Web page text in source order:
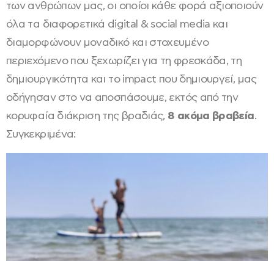
των ανθρώπων μας, οι οποίοι κάθε φορά αξιοποιούν
όλα τα διαφορετικά digital & social media και
διαμορφώνουν μοναδικό και στοχευμένο
περιεχόμενο που ξεχωρίζει για τη φρεσκάδα, τη
δημιουργικότητα και το impact που δημιουργεί, μας
οδήγησαν στο να αποσπάσουμε, εκτός από την
κορυφαία διάκριση της βραδιάς, 8 ακόμα βραβεία.
Συγκεκριμένα: